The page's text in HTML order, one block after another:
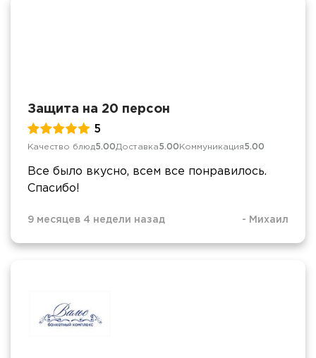
Защита на 20 персон
5
Качество блюд5.00Доставка5.00 Коммуникация5.00
Все было вкусно, всем все понравилось.
Спасибо!
9 месяцев 4 недели назад - Михаил